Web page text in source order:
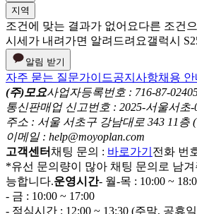
지역
조건에 맞는 결과가 없어요다른 조건
시세가 내려가면 알려드려요갤럭시
알림 받기
자주 묻는 질문가이드공지사항채용 안
(주)모요사업자등록번호 : 716-87-
통신판매업 신고번호 : 2025-서울서초-
주소 : 서울 서초구 강남대로 343 11층
이메일 : help@moyoplan.com
고객센터 채팅 문의 : 바로가기 전화 번
*유선 문의량이 많아 채팅 문의로 남
능합니다.운영시간- 월-목 : 10:00 ~
- 금 : 10:00 ~ 17:00
- 점심시간 : 12:00 ~ 13:30 (주말, 공휴